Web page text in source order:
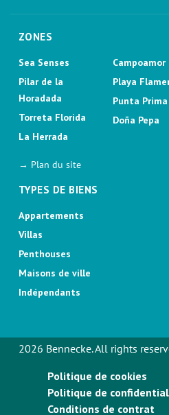
ZONES
Sea Senses
Pilar de la
Horadada
Torreta Florida
La Herrada
Campoamor
Playa
Punta Prima
Doña Pepa
→ Plan du site
TYPES DE BIENS
Appartements
Villas
Penthouses
Maisons de ville
Indépendants
2026 Bennecke. All rights
Politique de cookies
Politique de
Conditions de contrat